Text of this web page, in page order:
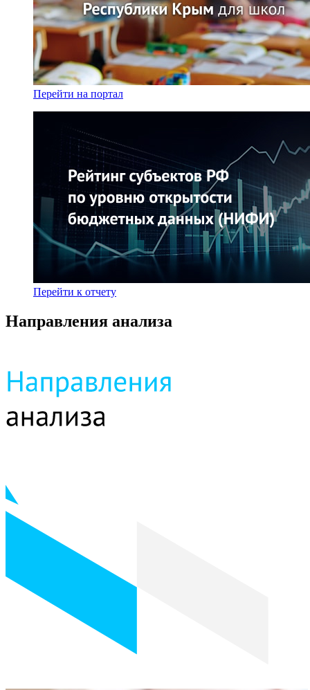
Перейти на портал
Перейти к отчету
Направления анализа